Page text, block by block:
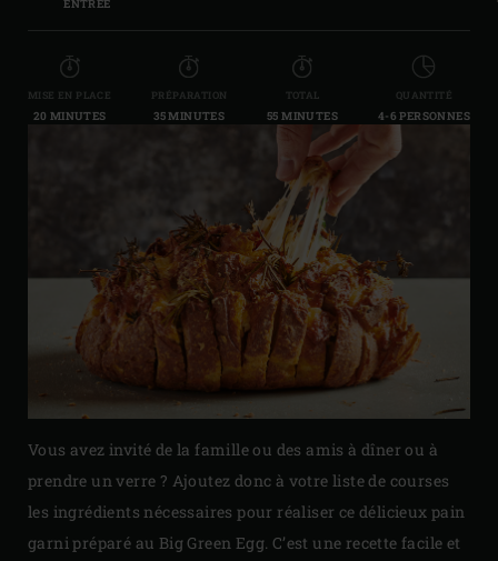
ENTRÉE
MISE EN PLACE
20 MINUTES
PRÉPARATION
35 MINUTES
TOTAL
55 MINUTES
QUANTITÉ
4-6 PERSONNES
Vous avez invité de la famille ou des amis à dîner ou à
prendre un verre ? Ajoutez donc à votre liste de courses
les ingrédients nécessaires pour réaliser ce délicieux pain
garni préparé au Big Green Egg. C’est une recette facile et